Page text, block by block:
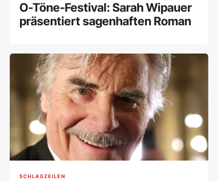
O-Töne-Festival: Sarah Wipauer
präsentiert sagenhaften Roman
SCHLAGZEILEN